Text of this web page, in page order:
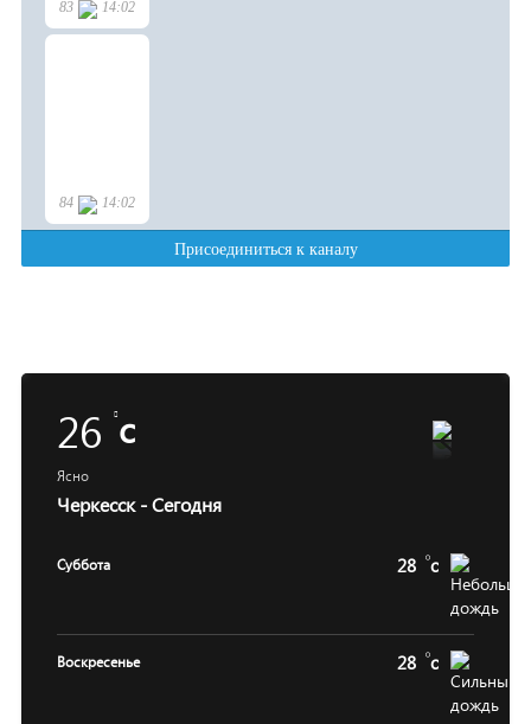
26 c
Ясно
Черкесск - Сегодня
Суббота 28 c
Воскресенье 28 c